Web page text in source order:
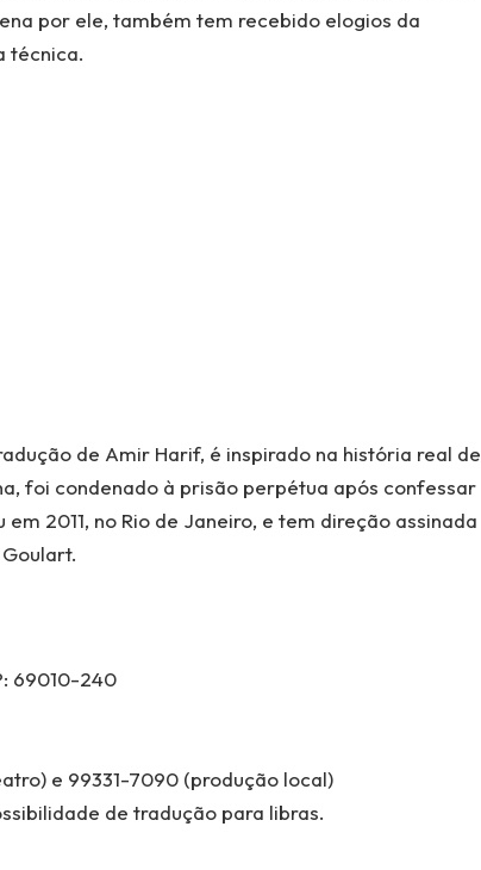
por ele, também tem recebido elogios da
técnica.
de Amir Harif, é inspirado na história real de
foi condenado à prisão perpétua após confessar
2011, no Rio de Janeiro, e tem direção assinada
69010-240
e 99331-7090 (produção local)
de tradução para libras.